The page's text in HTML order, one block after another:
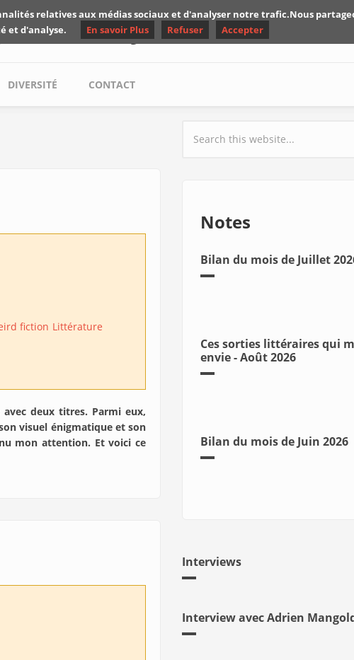
de Yuyine
DIVERSITÉ CONTACT
fiction Littérature
deux titres. Parmi eux,
visuel énigmatique et son
mon attention. Et voici ce
Search form
Notes
Bilan du mois de Juillet
Ces sorties littéraires qui
envie - Août 2026
Bilan du mois de Juin 2026
Interviews
Interview avec Adrien
relatives aux médias sociaux et d'analyser notre trafic.Nous
et d'analyse.
En savoir Plus Refuser Accepter